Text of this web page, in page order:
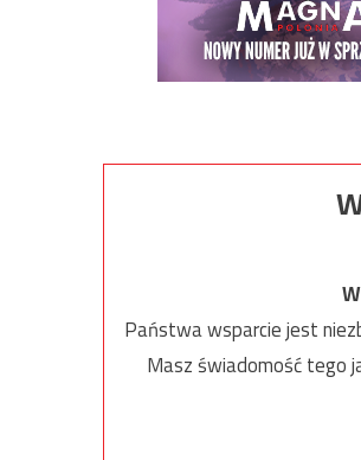
Państwa wsparcie jest
Masz świadomość tego